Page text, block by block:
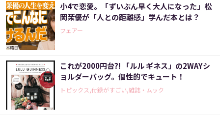
小4で恋愛。「ずいぶん早く大人になった」松
岡茉優が「人との距離感」学んだ本とは？
フェアー
これが2000円台?! 「ルル ギネス」の2WAYシ
ョルダーバッグ。個性的でキュート！
トピックス,付録がすごい,雑誌・ムック